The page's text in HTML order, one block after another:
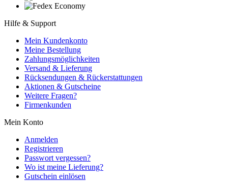
Hilfe & Support
Mein Kundenkonto
Meine Bestellung
Zahlungsmöglichkeiten
Versand & Lieferung
Rücksendungen & Rückerstattungen
Aktionen & Gutscheine
Weitere Fragen?
Firmenkunden
Mein Konto
Anmelden
Registrieren
Passwort vergessen?
Wo ist meine Lieferung?
Gutschein einlösen